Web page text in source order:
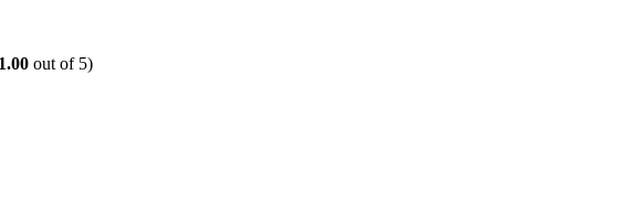
1.00 out of 5)